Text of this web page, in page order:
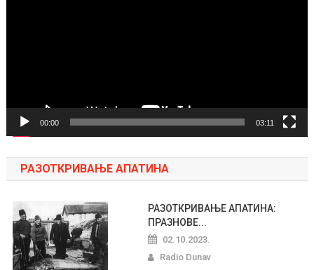
00:00 03:11
РАЗОТКРИВАЊЕ АПАТИНА
РАЗОТКРИВАЊЕ АПАТИНА:
ПРАЗНОВЕ...
02.10.2023.
Radio Dunav